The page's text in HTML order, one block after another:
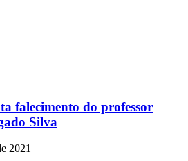
falecimento do professor
Silva
2021